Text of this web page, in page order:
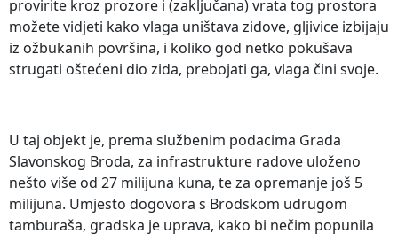
provirite kroz prozore i (zaključana) vrata tog prostora
možete vidjeti kako vlaga uništava zidove, gljivice izbijaju
iz ožbukanih površina, i koliko god netko pokušava
strugati oštećeni dio zida, prebojati ga, vlaga čini svoje.
U taj objekt je, prema službenim podacima Grada
Slavonskog Broda, za infrastrukture radove uloženo
nešto više od 27 milijuna kuna, te za opremanje još 5
milijuna. Umjesto dogovora s Brodskom udrugom
tamburaša, gradska je uprava, kako bi nečim popunila